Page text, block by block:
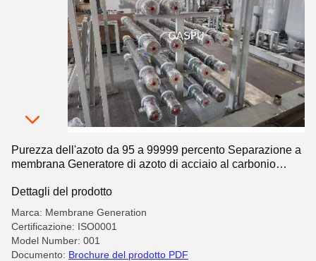
l'approvvigionamento di azoto
Purezza dell'azoto da 95 a 99999 percento Separazione a
membrana Generatore di azoto di acciaio al carbonio
l'approvvigionamento di azoto
Dettagli del prodotto
Marca: Membrane Generation
Certificazione: ISO0001
Model Number: 001
Documento: Brochure del prodotto PDF